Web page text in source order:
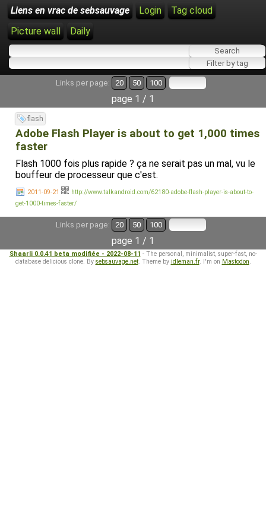
Liens en vrac de sebsauvage Login
Tag cloud
Picture wall
Daily
Links per page: 20 50 100
page 1 / 1
flash
Adobe Flash Player is about to get 1,000 times
faster
Flash 1000 fois plus rapide ? ça ne serait pas un mal, vu le
bouffeur de processeur que c'est.
2011-09-21
http://www.talkandroid.com/62180-adobe-flash-player-is-about-to-
get-1000-times-faster/
Links per page: 20 50 100
page 1 / 1
Shaarli 0.0.41 beta modifiée - 2022-08-11 - The personal, minimalist, super-fast, no-
database delicious clone. By sebsauvage.net. Theme by idleman.fr. I'm on Mastodon.